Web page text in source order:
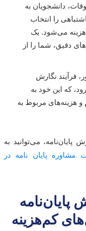
دانشجویان به
را انتخاب
می‌شود. یک
شما را از
نگارش
این خود به
مربوط به
می‌توانید به
پایان نامه در
کم‌هزینه